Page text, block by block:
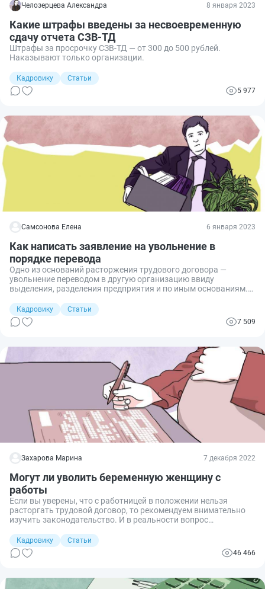
Челозерцева Александра 8 января 2023
Какие штрафы введены за несвоевременную
сдачу отчета СЗВ-ТД
Штрафы за просрочку СЗВ-ТД — от 300 до 500 рублей.
Наказывают только организации.
Кадровику
Статьи
5 977
Самсонова Елена 6 января 2023
Как написать заявление на увольнение в
порядке перевода
Одно из оснований расторжения трудового договора —
увольнение переводом в другую организацию ввиду
выделения, разделения предприятия и по иным основаниям.
Кадровику
Статьи
7 509
Захарова Марина 7 декабря 2022
Могут ли уволить беременную женщину с
работы
Если вы уверены, что с работницей в положении нельзя
расторгать трудовой договор, то рекомендуем внимательно
изучить законодательство. И в реальности вопрос
в том — при каких условиях возможно прекращение рабочих
отношений с будущей матерью.
Кадровику
Статьи
46 466